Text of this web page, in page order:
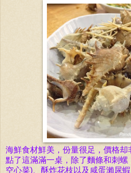
海鮮食材鮮美，份量很足，價格却
點了這滿滿一桌，除了麵條和刺螺
空心菜)、酥炸花枝以及咸蛋瀨尿蝦